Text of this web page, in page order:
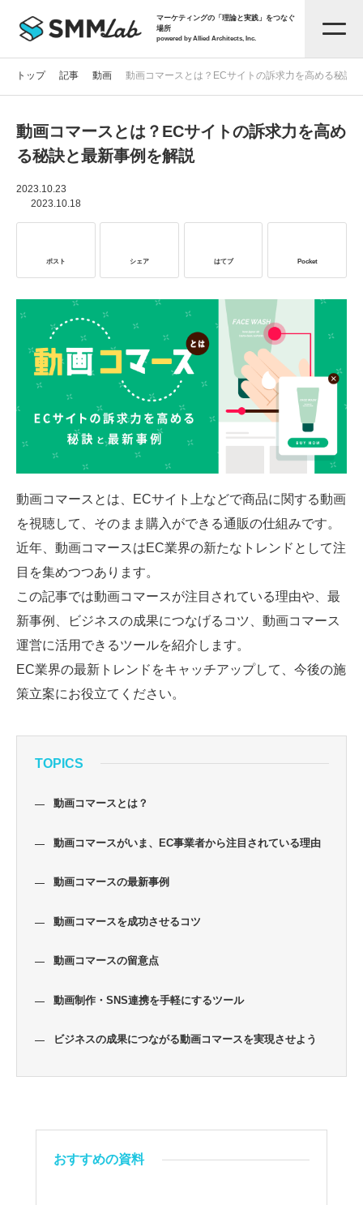
マーケティングの「理論と実践」をつなぐ
場所
powered by Allied Architects, Inc.
記事一覧
サービス資料
SMMLabについて
トップ 記事 動画 動画コマースとは？ECサイトの訴求力を高める秘訣
動画コマースとは？ECサイトの訴求力を高め
る秘訣と最新事例を解説
2023.10.23
2023.10.18
ポスト シェア はてブ Pocket
動画コマースとは、ECサイト上などで商品に関する動画
を視聴して、そのまま購入ができる通販の仕組みです。
近年、動画コマースはEC業界の新たなトレンドとして注
目を集めつつあります。
この記事では動画コマースが注目されている理由や、最
新事例、ビジネスの成果につなげるコツ、動画コマース
運営に活用できるツールを紹介します。
EC業界の最新トレンドをキャッチアップして、今後の施
策立案にお役立てください。
TOPICS
動画コマースとは？
動画コマースがいま、EC事業者から注目されている理由
動画コマースの最新事例
動画コマースを成功させるコツ
動画コマースの留意点
動画制作・SNS連携を手軽にするツール
ビジネスの成果につながる動画コマースを実現させよう
おすすめの資料